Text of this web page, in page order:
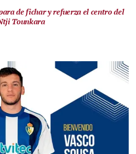
de fichar y refuerza el centro del
Tounkara